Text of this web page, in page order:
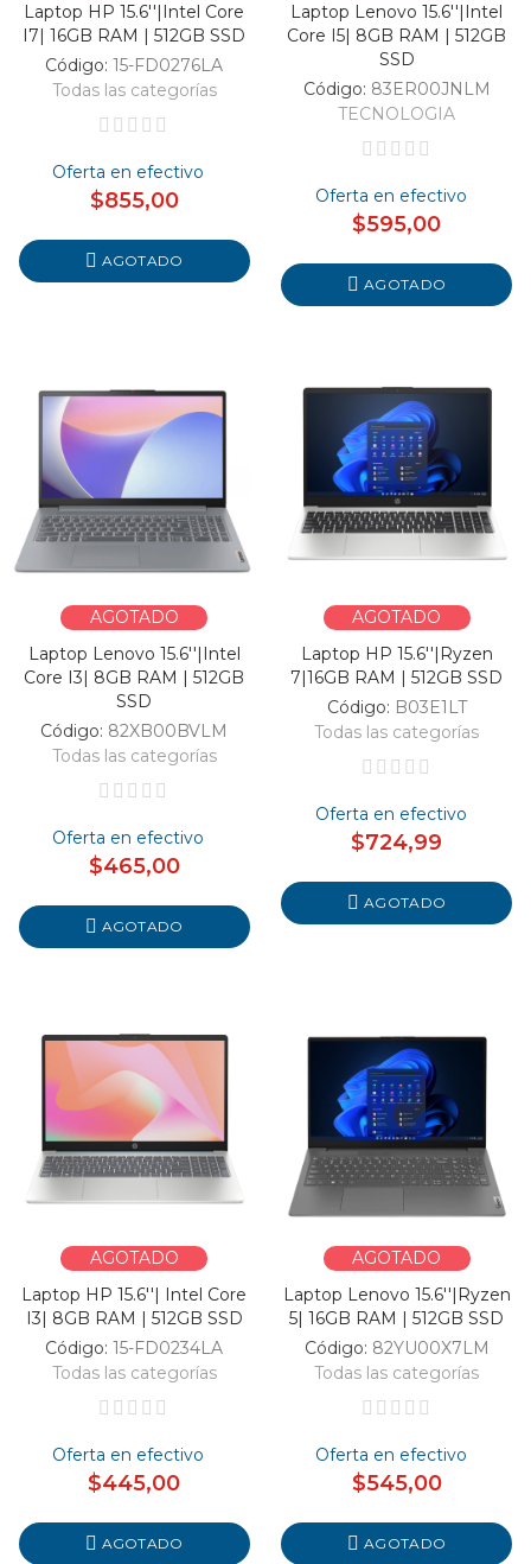
Laptop HP 15.6''|Intel Core
I7| 16GB RAM | 512GB SSD
Código:15-FD0276LA
Todas las categorías
Oferta en efectivo
$855,00
AGOTADO
Laptop Lenovo 15.6''|Intel
Core I5| 8GB RAM | 512GB
SSD
Código: 83ER00JNLM
TECNOLOGIA
Oferta en efectivo
$595,00
AGOTADO
AGOTADO
Laptop Lenovo 15.6''|Intel
Core I3| 8GB RAM | 512GB
SSD
Código: 82XB00BVLM
Todas las categorías
Oferta en efectivo
$465,00
AGOTADO
AGOTADO
Laptop HP 15.6''|Ryzen
7|16GB RAM | 512GB SSD
Código: B03E1LT
Todas las categorías
Oferta en efectivo
$724,99
AGOTADO
AGOTADO
Laptop HP 15.6''| Intel Core
I3| 8GB RAM | 512GB SSD
Código:15-FD0234LA
Todas las categorías
Oferta en efectivo
$445,00
AGOTADO
AGOTADO
Laptop Lenovo 15.6''|Ryzen
5| 16GB RAM | 512GB SSD
Código: 82YU00X7LM
Todas las categorías
Oferta en efectivo
$545,00
AGOTADO